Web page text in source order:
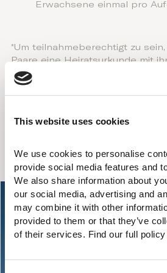
This website uses cookies
We use cookies to personalise
provide social media features and
We also share information about
our social media, advertising and
may combine it with other
provided to them or that they’ve
of their services. Find our full policy
Erwachsene einmal pro
*Um teilnahmeberechtigt zu
Paare eine Heiratsurkunde mit
vorlegen.
**Kombinierbar mit allen
Gültig für alle Unterkunftsarten